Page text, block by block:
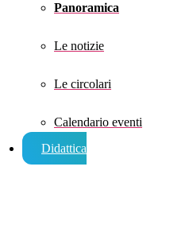
Panoramica
Le notizie
Le circolari
Calendario eventi
Didattica